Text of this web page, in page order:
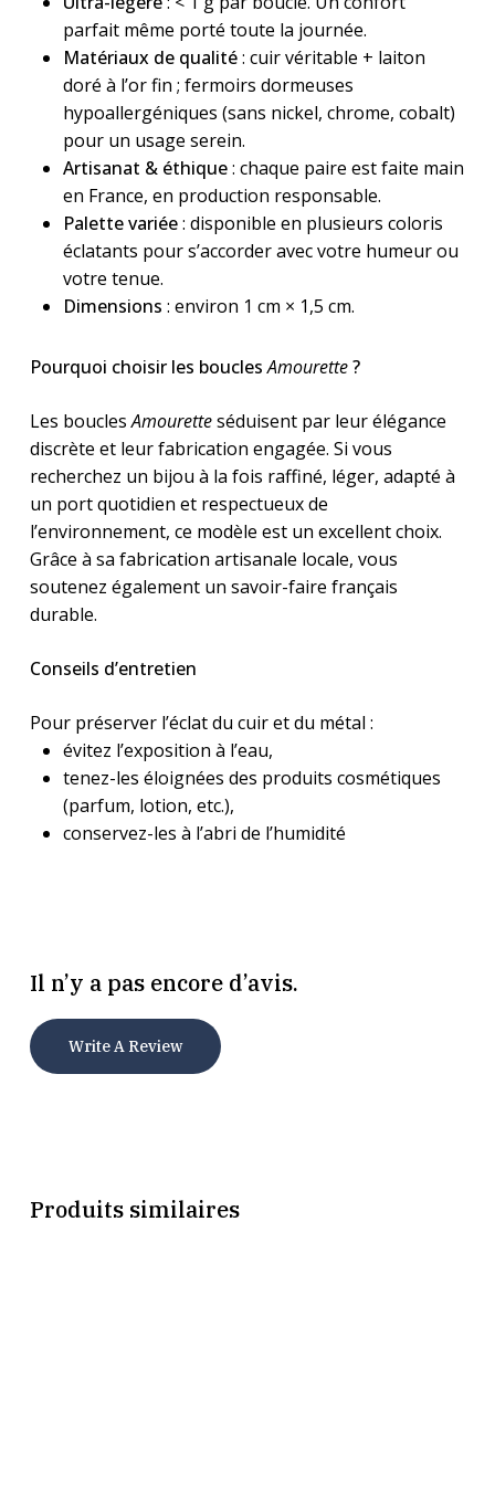
parfait même porté toute la journée.
Matériaux de qualité: cuir véritable + laiton
doré à l’or fin ; fermoirs dormeuses
hypoallergéniques (sans nickel, chrome, cobalt)
pour un usage serein.
Artisanat & éthique: chaque paire est faite main
en France, en production responsable.
Palette variée: disponible en plusieurs coloris
éclatants pour s’accorder avec votre humeur ou
votre tenue.
Dimensions : environ 1 cm × 1,5 cm.
Pourquoi choisir les bouclesAmourette?
Les bouclesAmouretteséduisent par leur élégance
discrète et leur fabrication engagée. Si vous
recherchez un bijou à la fois raffiné, léger, adapté à
un port quotidien et respectueux de
l’environnement, ce modèle est un excellent choix.
Grâce à sa fabrication artisanale locale, vous
soutenez également un savoir-faire français
durable.
Conseils d’entretien
Pour préserver l’éclat du cuir et du métal :
évitez l’exposition à l’eau,
tenez-les éloignées des produits cosmétiques
(parfum, lotion, etc.),
conservez-les à l’abri de l’humidité
Il n’y a pas encore d’avis.
Write A Review
Produits similaires